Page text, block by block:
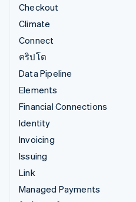
Checkout
Climate
Connect
คริปโต
Data Pipeline
Elements
Financial Connections
Identity
Invoicing
Issuing
Link
Managed Payments